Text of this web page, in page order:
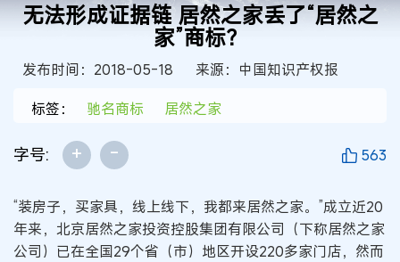
无法形成证据链 居然之家丢了“居然之
家”商标？
发布时间：2018-05-18
来源：中国知识产权报
标签：
驰名商标 居然之家
字号: + - 563
“装房子，买家具，线上线下，我都来居然之家。”成立近20
年来，北京居然之家投资控股集团有限公司（下称居然之家
公司）已在全国29个省（市）地区开设220多家门店，然而